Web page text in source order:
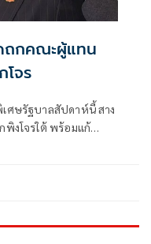
ถก​คณะผู้แทน
จร
ศษรัฐบาล​สัปดาห์นี้​ สาง
พิง​โจรใต้ พร้อมแก้